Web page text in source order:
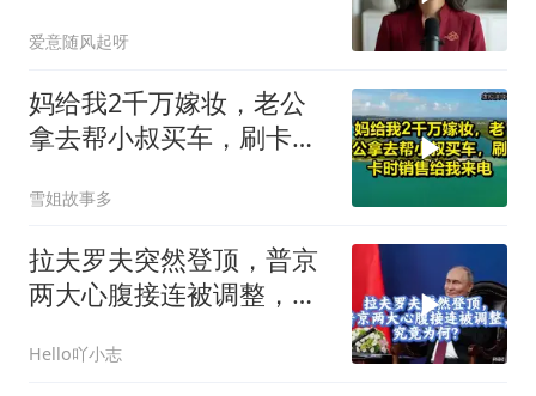
爱意随风起呀
妈给我2千万嫁妆，老公
拿去帮小叔买车，刷卡时
雪姐故事多
拉夫罗夫突然登顶，普京
两大心腹接连被调整，究
Hello吖小志